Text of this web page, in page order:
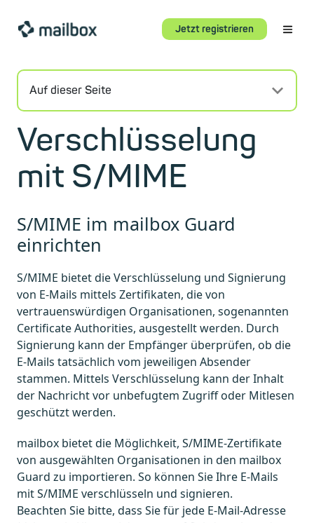
Jetzt registrieren
Auf dieser Seite
Verschlüsselung
mit S/MIME
S/MIME im mailbox Guard
einrichten
S/MIME bietet die Verschlüsselung und Signierung
von E-Mails mittels Zertifikaten, die von
vertrauenswürdigen Organisationen, sogenannten
Certificate Authorities, ausgestellt werden. Durch
Signierung kann der Empfänger überprüfen, ob die
E-Mails tatsächlich vom jeweiligen Absender
stammen. Mittels Verschlüsselung kann der Inhalt
der Nachricht vor unbefugtem Zugriff oder Mitlesen
geschützt werden.
mailbox bietet die Möglichkeit, S/MIME-Zertifikate
von ausgewählten Organisationen in den mailbox
Guard zu importieren. So können Sie Ihre E-Mails
mit S/MIME verschlüsseln und signieren.
Beachten Sie bitte, dass Sie für jede E-Mail-Adresse